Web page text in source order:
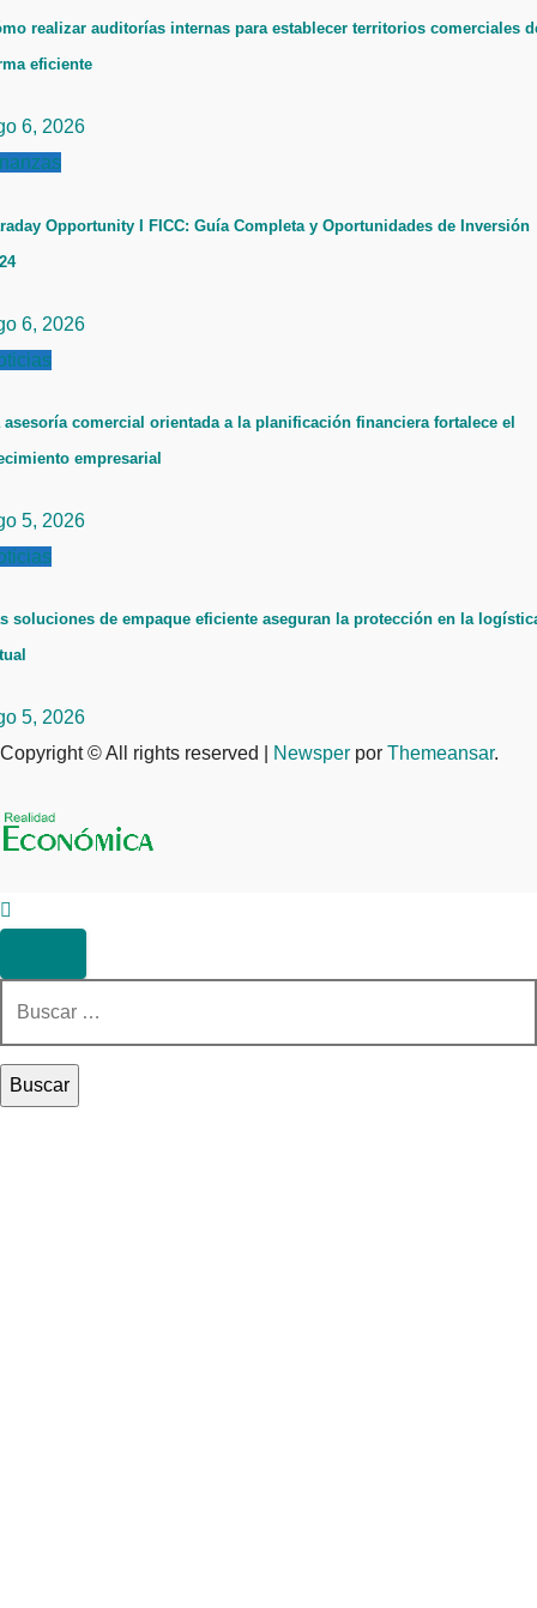
realizar auditorías internas para establecer territorios comerciales
eficiente
6, 2026
Opportunity I FICC: Guía Completa y Oportunidades de Inversión
6, 2026
asesoría comercial orientada a la planificación financiera fortalece el
empresarial
5, 2026
soluciones de empaque eficiente aseguran la protección en la
5, 2026
Copyright © All rights reserved
Newsper por Themeansar.